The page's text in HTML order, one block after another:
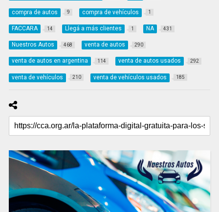
compra de autos 9 compra de vehículos 1
FACCARA 14 Llegá a más clientes 1 NA 431
Nuestros Autos 468 venta de autos 290
venta de autos en argentina 114 venta de autos usados 292
venta de vehículos 210 venta de vehículos usados 185